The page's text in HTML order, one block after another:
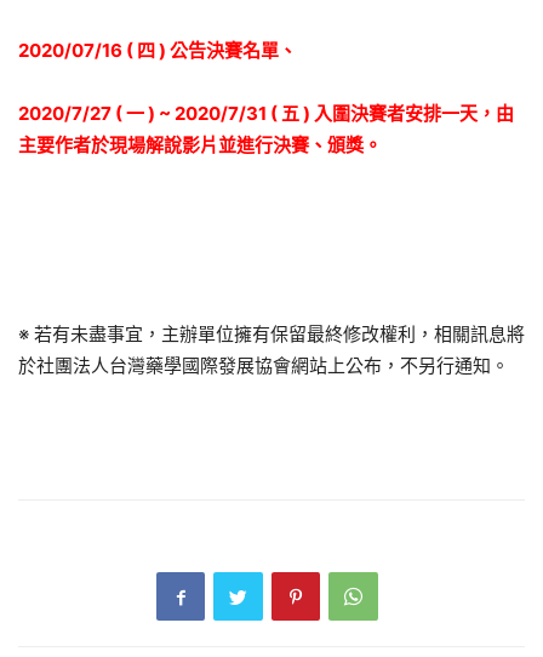
2020/07/16 ( 四 ) 公告決賽名單、
2020/7/27 ( 一 ) ~ 2020/7/31 ( 五 ) 入圍決賽者安排一天，由
主要作者於現場解說影片並進行決賽、頒獎。
※ 若有未盡事宜，主辦單位擁有保留最終修改權利，相關訊息將
於社團法人台灣藥學國際發展協會網站上公布，不另行通知。